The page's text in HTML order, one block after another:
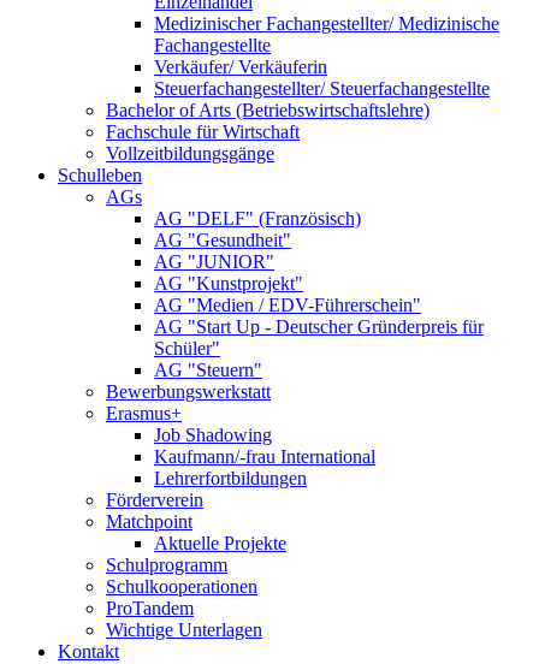
Medizinischer Fachangestellter/ Medizinische
Fachangestellte
Verkäufer/ Verkäuferin
Steuerfachangestellter/ Steuerfachangestellte
Bachelor of Arts (Betriebswirtschaftslehre)
Fachschule für Wirtschaft
Vollzeitbildungsgänge
Schulleben
AGs
AG "DELF" (Französisch)
AG "Gesundheit"
AG "JUNIOR"
AG "Kunstprojekt"
AG "Medien / EDV-Führerschein"
AG "Start Up - Deutscher Gründerpreis für
Schüler"
AG "Steuern"
Bewerbungswerkstatt
Erasmus+
Job Shadowing
Kaufmann/-frau International
Lehrerfortbildungen
Förderverein
Matchpoint
Aktuelle Projekte
Schulprogramm
Schulkooperationen
ProTandem
Wichtige Unterlagen
Kontakt